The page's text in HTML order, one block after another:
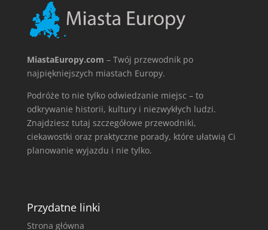
MiastaEuropy.com – Twój przewodnik po
najpiękniejszych miastach Europy.
Podróże to nie tylko odwiedzanie miejsc – to
odkrywanie historii, kultury i niezwykłych ludzi.
Znajdziesz tutaj szczegółowe przewodniki,
ciekawostki oraz praktyczne porady, które ułatwią Ci
planowanie wyjazdu i nie tylko.
Przydatne linki
Strona główna